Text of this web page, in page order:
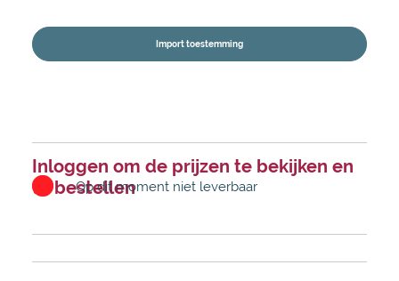
Import toestemming
Inloggen om de prijzen te bekijken en
te bestellen
Op dit moment niet leverbaar